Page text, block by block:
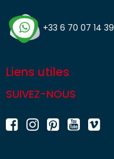
+33 6 70 07 14 39
Liens utiles
SUIVEZ-NOUS